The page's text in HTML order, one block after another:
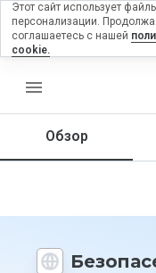
menu
Обзор
на
Как бы
этот
1 до 5?
Этот сайт использует
персонализации.
соглашаетесь с нашей
cookie.